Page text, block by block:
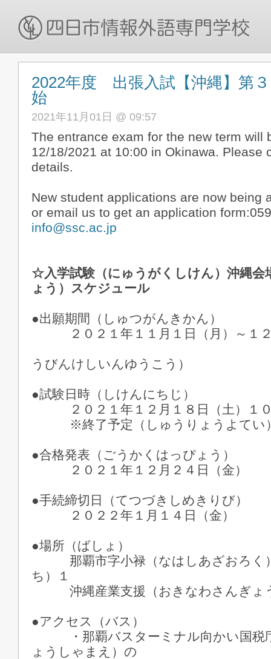
2022年度 出張入試【沖縄】第
始
2021年11月01日 @ 09:57
The entrance exam for the new term will
12/18/2021 at 10:00 in Okinawa. Please
details.
New student applications are now being
or email us to get an application
info@ssc.ac.jp
☆入学試験（にゅうがくしけん）沖縄会
ょう）スケジュール
●出願期間（しゅつがんきかん）
２０２１年１１月１日（月）～１２
うびんけしいんゆうこう）
●試験日時（しけんにちじ）
２０２１年１２月１８日（土）１
※終了予定（しゅうりょうよてい
●合格発表（ごうかくはっぴょう）
２０２１年１２月２４日（金）
●手続締切日（てつづきしめきりび）
２０２２年１月１４日（金）
●場所（ばしょ）
那覇市字小禄（なはしあざおろく）
ち）１
沖縄産業支援（おきなわさんぎょ
●アクセス（バス）
・那覇バスターミナル向かい国税
ょうしゃまえ）の